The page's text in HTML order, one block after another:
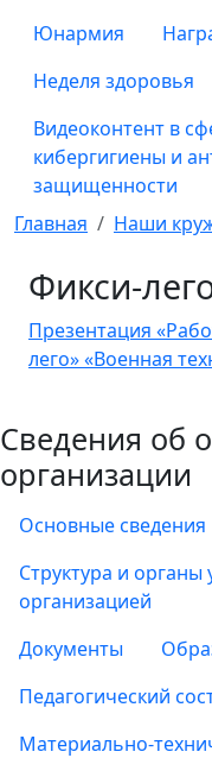
Юнармия
Неделя здоровья
Видеоконтент в
кибергигиены и
защищенности
Главная
Наши
Фикси-
Презентация
лего» «Военная
Сведения об
организации
Основные сведения
Структура и
организацией
Документы
Педагогический
Материально-